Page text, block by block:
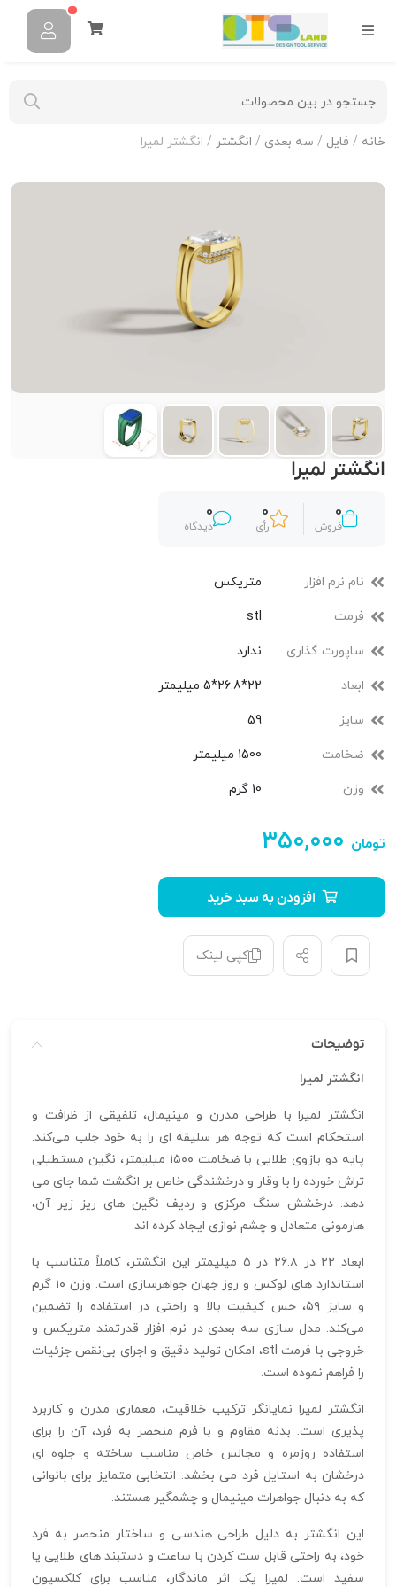
خانه / فایل / سه بعدی / انگشتر / انگشتر لمیرا
انگشتر لمیرا
0
فروش
0
رأی
0
دیدگاه
نام نرم افزار متریکس
فرمت stl
ساپورت گذاری ندارد
ابعاد 22*26.8*5 میلیمتر
سایز 59
ضخامت 1500 میلیمتر
وزن 10 گرم
۳۵۰,۰۰۰ تومان
افزودن به سبد خرید
کپی لینک
توضیحات
انگشتر لمیرا
انگشتر لمیرا با طراحی مدرن و مینیمال، تلفیقی از ظرافت و
استحکام است که توجه هر سلیقه‌ ای را به خود جلب می‌کند.
پایه دو بازوی طلایی با ضخامت ۱۵۰۰ میلیمتر، نگین مستطیلی
تراش خورده را با وقار و درخشندگی خاص بر انگشت شما جای می‌
دهد. درخشش سنگ مرکزی و ردیف نگین‌ های ریز زیر آن،
هارمونی متعادل و چشم‌ نوازی ایجاد کرده‌ اند.
ابعاد ۲۲ در ۲۶.۸ در ۵ میلیمتر این انگشتر، کاملاً متناسب با
استاندارد های لوکس و روز جهان جواهرسازی است. وزن ۱۰ گرم
و سایز ۵۹، حس کیفیت بالا و راحتی در استفاده را تضمین
می‌کند. مدل‌ سازی سه‌ بعدی در نرم‌ افزار قدرتمند متریکس و
خروجی با فرمت stl، امکان تولید دقیق و اجرای بی‌نقص جزئیات
را فراهم نموده است.
انگشتر لمیرا نمایانگر ترکیب خلاقیت، معماری مدرن و کاربرد
پذیری است. بدنه مقاوم و با فرم منحصر به فرد، آن را برای
استفاده روزمره و مجالس خاص مناسب ساخته و جلوه‌ ای
درخشان به استایل فرد می‌ بخشد. انتخابی متمایز برای بانوانی
که به دنبال جواهرات مینیمال و چشمگیر هستند.
این انگشتر به دلیل طراحی هندسی و ساختار منحصر به‌ فرد
خود، به راحتی قابل ست کردن با ساعت و دستبند های طلایی یا
سفید است. لمیرا یک اثر ماندگار، مناسب برای کلکسیون